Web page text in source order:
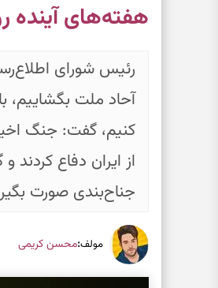
هفته‌های
رئیس شورای
آحاد ملت بگشاییم،
کنیم، گفت: جنگ
از ایران دفاع
جناح‌بندی صورت
مولف:محسن کریمی